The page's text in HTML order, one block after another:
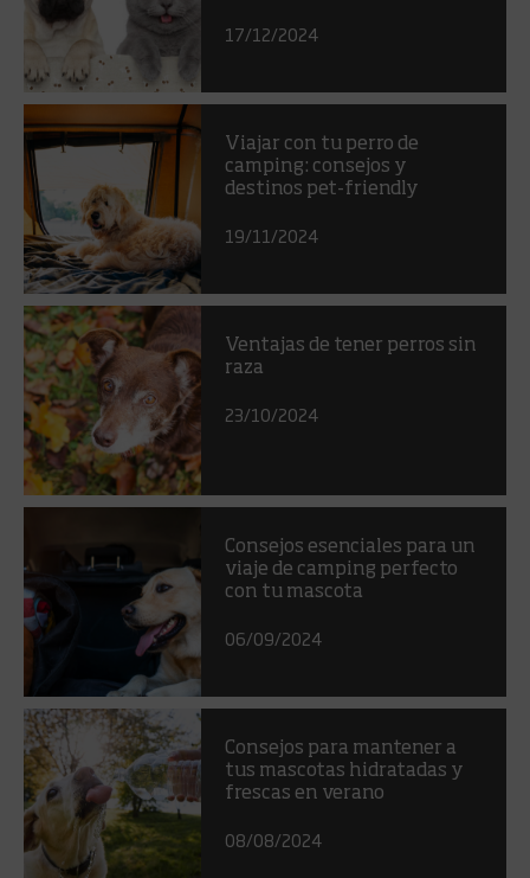
17/12/2024
Viajar con tu perro de
camping: consejos y
destinos pet-friendly
19/11/2024
Ventajas de tener perros sin
raza
23/10/2024
Consejos esenciales para un
viaje de camping perfecto
con tu mascota
06/09/2024
Consejos para mantener a
tus mascotas hidratadas y
frescas en verano
08/08/2024